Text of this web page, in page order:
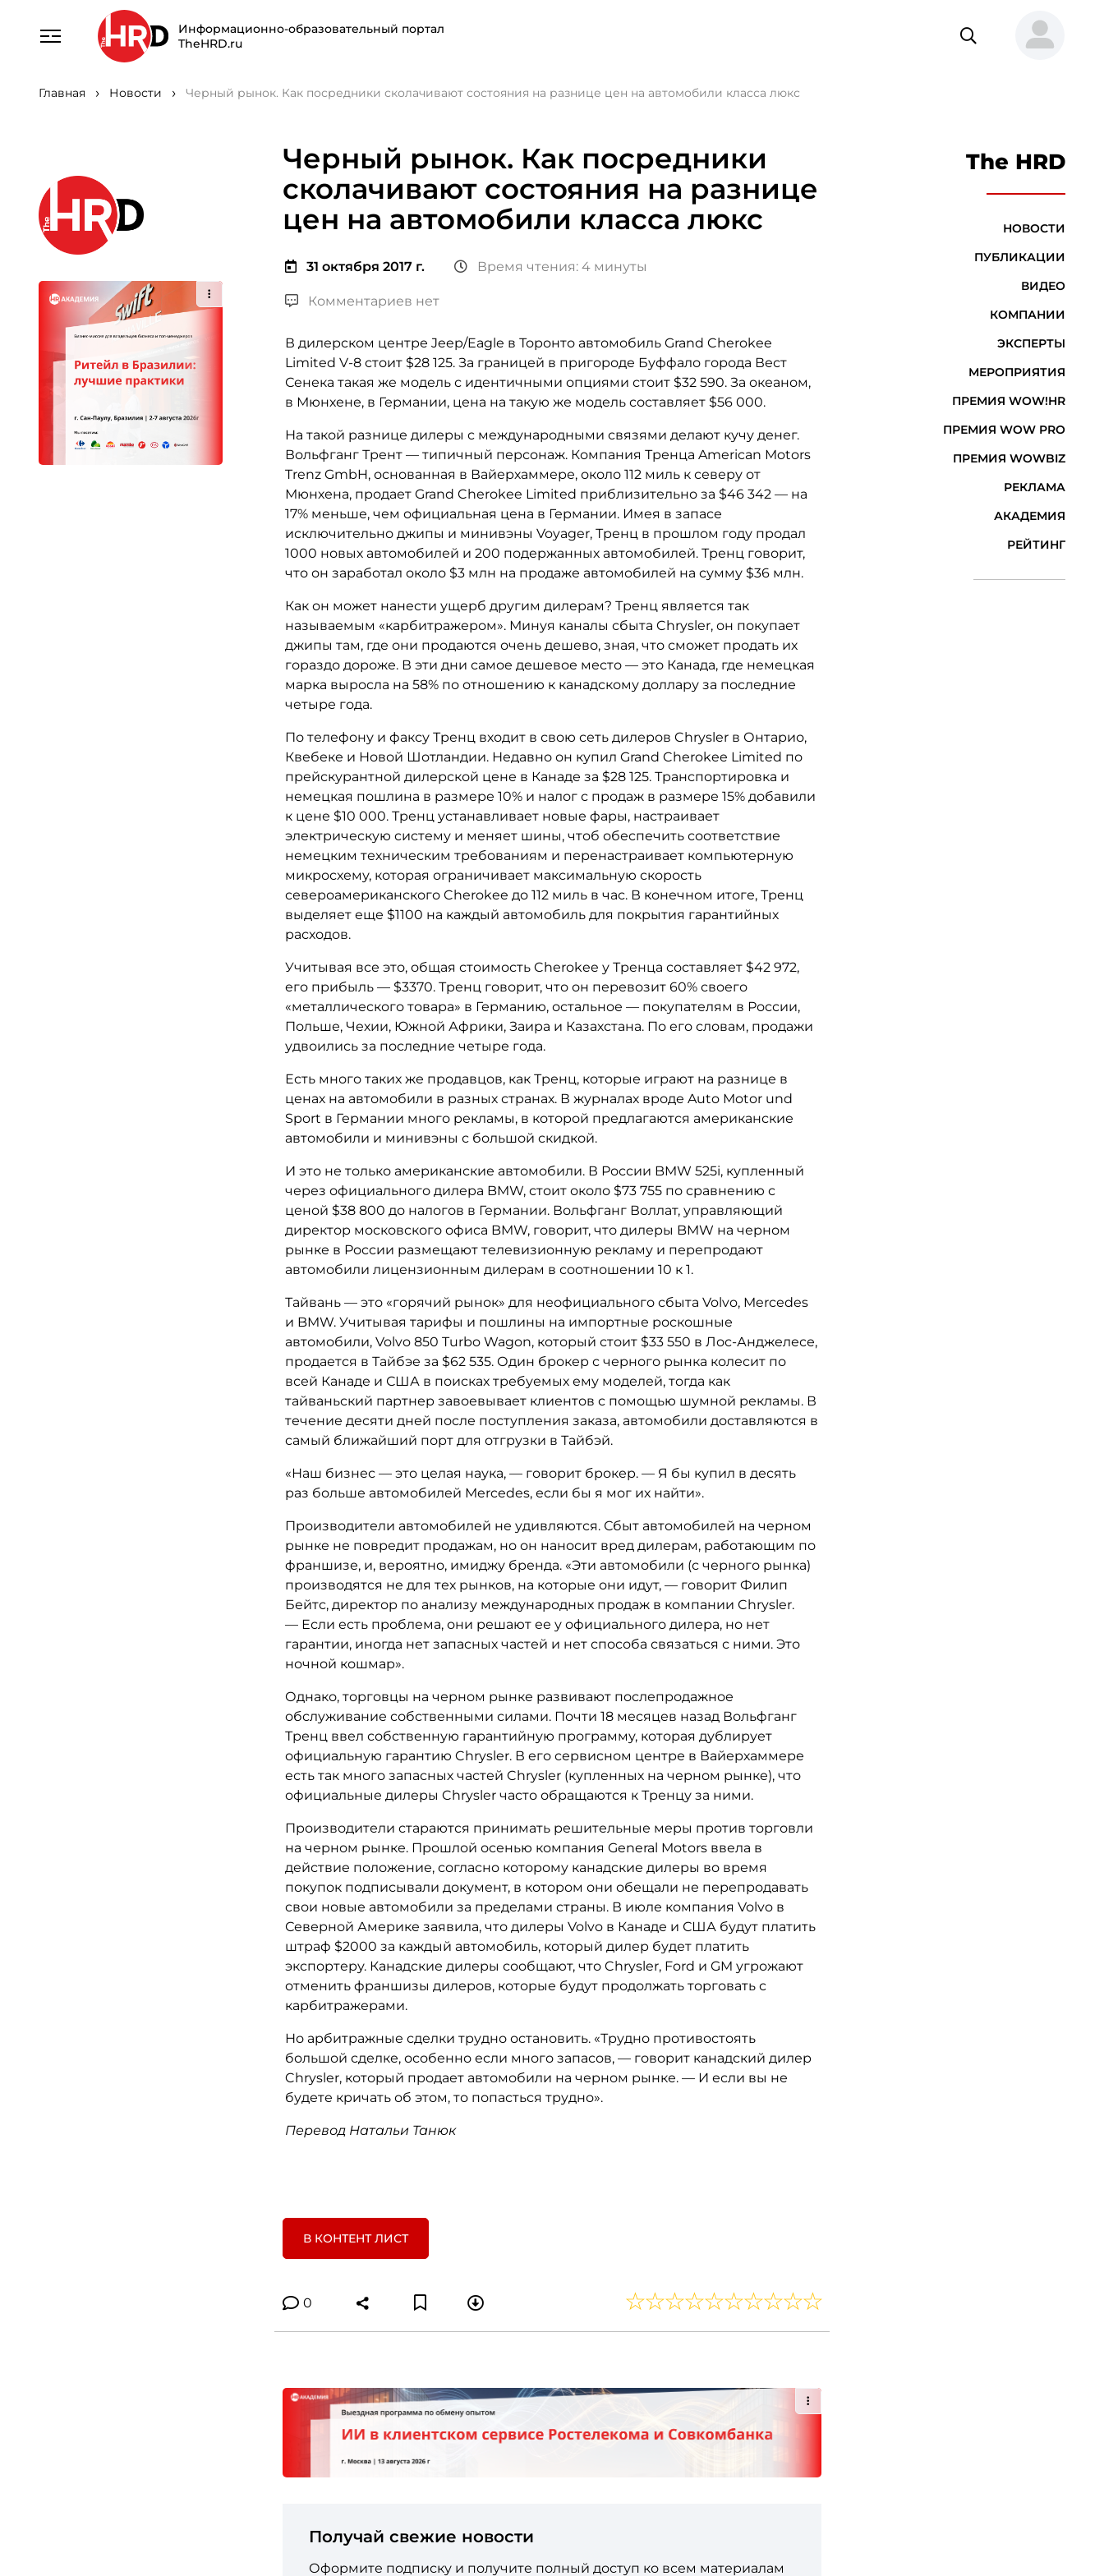
Информационно-образовательный портал
TheHRD.ru
Главная Новости Черный рынок. Как посредники сколачивают состояния на разнице цен на автомобили класса люкс
Черный рынок. Как посредники
сколачивают состояния на разнице
цен на автомобили класса люкс
31 октября 2017 г. Время чтения: 4 минуты
Комментариев нет
В дилерском центре Jeep/Eagle в Торонто автомобиль Grand Cherokee
Limited V-8 стоит $28 125. За границей в пригороде Буффало города Вест
Сенека такая же модель с идентичными опциями стоит $32 590. За океаном,
в Мюнхене, в Германии, цена на такую же модель составляет $56 000.
На такой разнице дилеры с международными связями делают кучу денег.
Вольфганг Трент — типичный персонаж. Компания Тренца American Motors
Trenz GmbH, основанная в Вайерхаммере, около 112 миль к северу от
Мюнхена, продает Grand Cherokee Limited приблизительно за $46 342 — на
17% меньше, чем официальная цена в Германии. Имея в запасе
исключительно джипы и минивэны Voyager, Тренц в прошлом году продал
1000 новых автомобилей и 200 подержанных автомобилей. Тренц говорит,
что он заработал около $3 млн на продаже автомобилей на сумму $36 млн.
Как он может нанести ущерб другим дилерам? Тренц является так
называемым «карбитражером». Минуя каналы сбыта Chrysler, он покупает
джипы там, где они продаются очень дешево, зная, что сможет продать их
гораздо дороже. В эти дни самое дешевое место — это Канада, где немецкая
марка выросла на 58% по отношению к канадскому доллару за последние
четыре года.
По телефону и факсу Тренц входит в свою сеть дилеров Chrysler в Онтарио,
Квебеке и Новой Шотландии. Недавно он купил Grand Cherokee Limited по
прейскурантной дилерской цене в Канаде за $28 125. Транспортировка и
немецкая пошлина в размере 10% и налог с продаж в размере 15% добавили
к цене $10 000. Тренц устанавливает новые фары, настраивает
электрическую систему и меняет шины, чтоб обеспечить соответствие
немецким техническим требованиям и перенастраивает компьютерную
микросхему, которая ограничивает максимальную скорость
североамериканского Cherokee до 112 миль в час. В конечном итоге, Тренц
выделяет еще $1100 на каждый автомобиль для покрытия гарантийных
расходов.
Учитывая все это, общая стоимость Cherokee у Тренца составляет $42 972,
его прибыль — $3370. Тренц говорит, что он перевозит 60% своего
«металлического товара» в Германию, остальное — покупателям в России,
Польше, Чехии, Южной Африки, Заира и Казахстана. По его словам, продажи
удвоились за последние четыре года.
Есть много таких же продавцов, как Тренц, которые играют на разнице в
ценах на автомобили в разных странах. В журналах вроде Auto Motor und
Sport в Германии много рекламы, в которой предлагаются американские
автомобили и минивэны с большой скидкой.
И это не только американские автомобили. В России BMW 525i, купленный
через официального дилера BMW, стоит около $73 755 по сравнению с
ценой $38 800 до налогов в Германии. Вольфганг Воллат, управляющий
директор московского офиса BMW, говорит, что дилеры BMW на черном
рынке в России размещают телевизионную рекламу и перепродают
автомобили лицензионным дилерам в соотношении 10 к 1.
Тайвань — это «горячий рынок» для неофициального сбыта Volvo, Mercedes
и BMW. Учитывая тарифы и пошлины на импортные роскошные
автомобили, Volvo 850 Turbo Wagon, который стоит $33 550 в Лос-Анджелесе,
продается в Тайбэе за $62 535. Один брокер с черного рынка колесит по
всей Канаде и США в поисках требуемых ему моделей, тогда как
тайваньский партнер завоевывает клиентов с помощью шумной рекламы. В
течение десяти дней после поступления заказа, автомобили доставляются в
самый ближайший порт для отгрузки в Тайбэй.
«Наш бизнес — это целая наука, — говорит брокер. — Я бы купил в десять
раз больше автомобилей Mercedes, если бы я мог их найти».
Производители автомобилей не удивляются. Сбыт автомобилей на черном
рынке не повредит продажам, но он наносит вред дилерам, работающим по
франшизе, и, вероятно, имиджу бренда. «Эти автомобили (с черного рынка)
производятся не для тех рынков, на которые они идут, — говорит Филип
Бейтс, директор по анализу международных продаж в компании Chrysler.
— Если есть проблема, они решают ее у официального дилера, но нет
гарантии, иногда нет запасных частей и нет способа связаться с ними. Это
ночной кошмар».
Однако, торговцы на черном рынке развивают послепродажное
обслуживание собственными силами. Почти 18 месяцев назад Вольфганг
Тренц ввел собственную гарантийную программу, которая дублирует
официальную гарантию Chrysler. В его сервисном центре в Вайерхаммере
есть так много запасных частей Chrysler (купленных на черном рынке), что
официальные дилеры Chrysler часто обращаются к Тренцу за ними.
Производители стараются принимать решительные меры против торговли
на черном рынке. Прошлой осенью компания General Motors ввела в
действие положение, согласно которому канадские дилеры во время
покупок подписывали документ, в котором они обещали не перепродавать
свои новые автомобили за пределами страны. В июле компания Volvo в
Северной Америке заявила, что дилеры Volvo в Канаде и США будут платить
штраф $2000 за каждый автомобиль, который дилер будет платить
экспортеру. Канадские дилеры сообщают, что Chrysler, Ford и GM угрожают
отменить франшизы дилеров, которые будут продолжать торговать с
карбитражерами.
Но арбитражные сделки трудно остановить. «Трудно противостоять
большой сделке, особенно если много запасов, — говорит канадский дилер
Chrysler, который продает автомобили на черном рынке. — И если вы не
будете кричать об этом, то попасться трудно».
Перевод Натальи Танюк
В КОНТЕНТ ЛИСТ
0
The HRD
НОВОСТИ
ПУБЛИКАЦИИ
ВИДЕО
КОМПАНИИ
ЭКСПЕРТЫ
МЕРОПРИЯТИЯ
ПРЕМИЯ WOW!HR
ПРЕМИЯ WOW PRO
ПРЕМИЯ WOWBIZ
РЕКЛАМА
АКАДЕМИЯ
РЕЙТИНГ
Получай свежие новости
Оформите подписку и получите полный доступ ко всем материалам